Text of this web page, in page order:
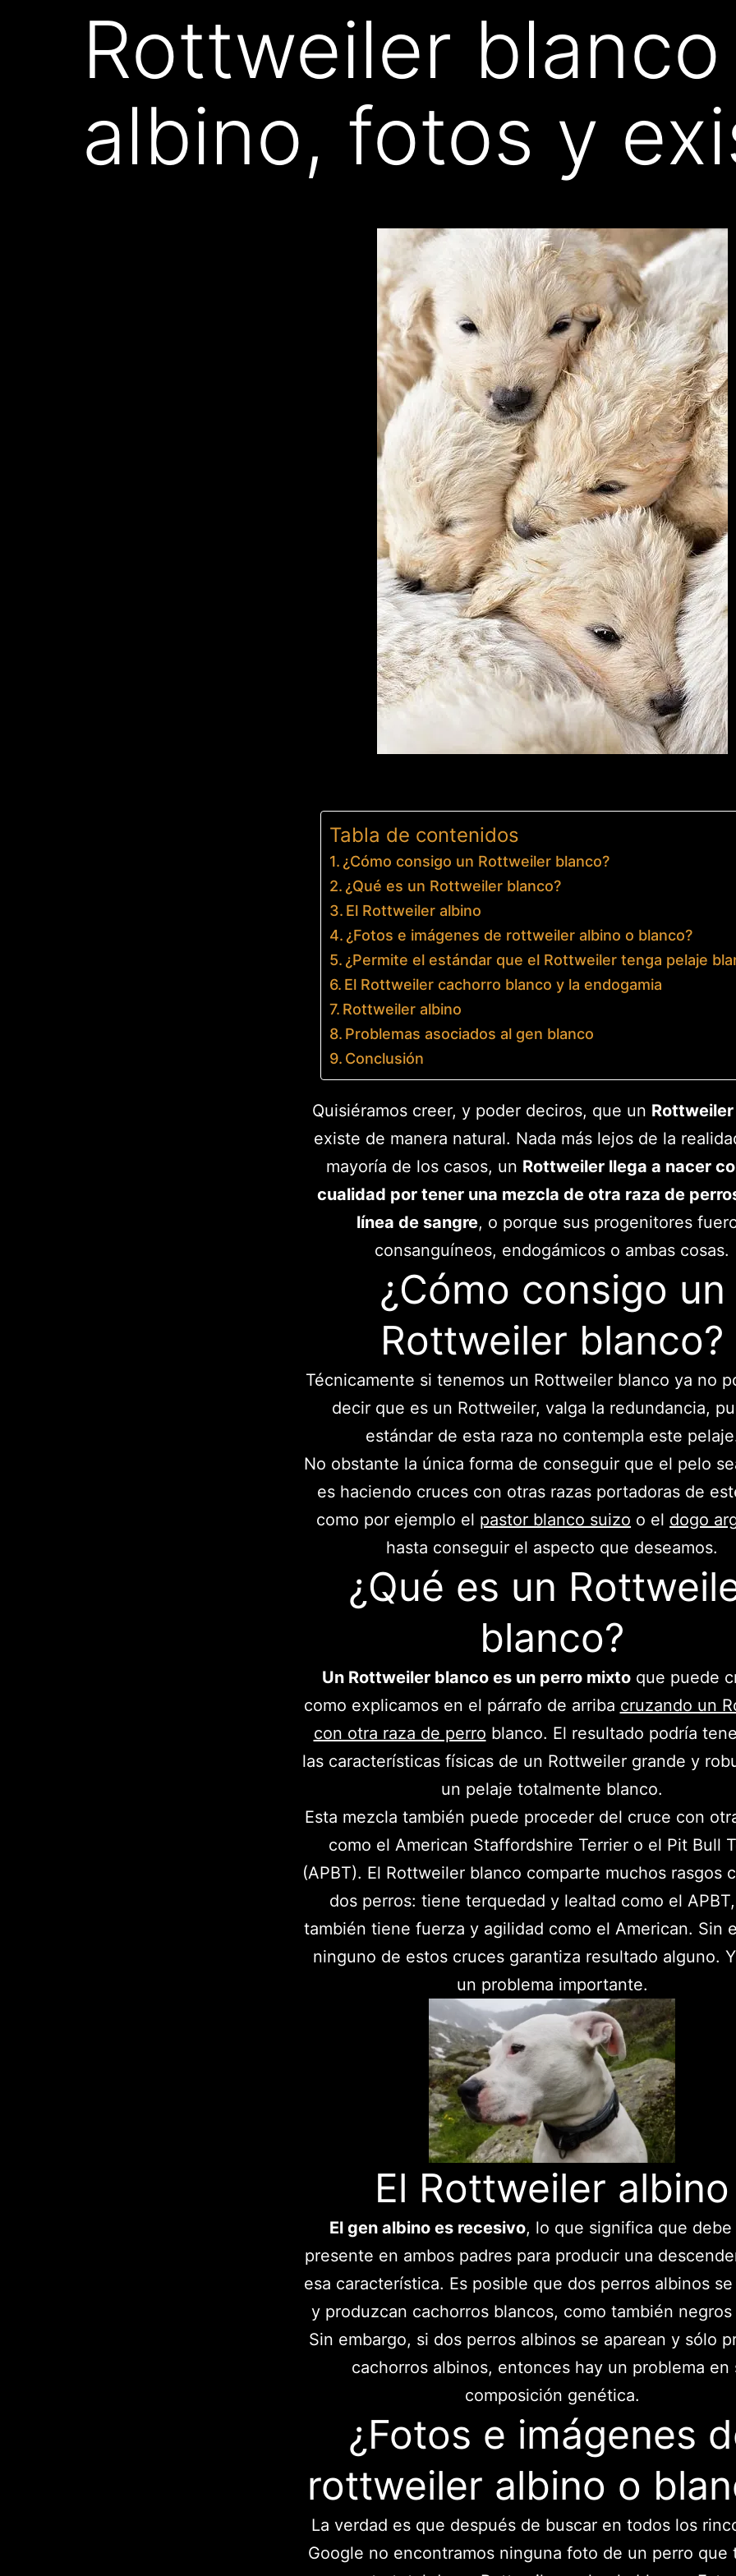
Rottweiler
albino, fotos y
Tabla de contenidos
¿Cómo consigo un Rottweiler blanco?
¿Qué es un Rottweiler blanco?
El Rottweiler albino
¿Fotos e imágenes de rottweiler albino o blanco?
¿Permite el estándar que el Rottweiler tenga pelaje
El Rottweiler cachorro blanco y la endogamia
Rottweiler albino
Problemas asociados al gen blanco
Conclusión
Quisiéramos creer, y poder deciros, que un
existe de manera natural. Nada más lejos de la
mayoría de los casos, un Rottweiler llega a nacer
cualidad por tener una mezcla de otra raza de
línea de sangre, o porque sus progenitores
consanguíneos, endogámicos o ambas cosas.
¿Cómo consigo un
Rottweiler blanco?
Técnicamente si tenemos un Rottweiler blanco ya no
decir que es un Rottweiler, valga la redundancia,
estándar de esta raza no contempla este
No obstante la única forma de conseguir que el pelo
es haciendo cruces con otras razas portadoras de
como por ejemplo el pastor blanco suizo o el dogo
hasta conseguir el aspecto que deseamos.
¿Qué es un
blanco?
Un Rottweiler blanco es un perro mixto que puede
como explicamos en el párrafo de arriba cruzando un
con otra raza de perro blanco. El resultado podría
las características físicas de un Rottweiler grande y
un pelaje totalmente blanco.
Esta mezcla también puede proceder del cruce con
como el American Staffordshire Terrier o el Pit Bull
(APBT). El Rottweiler blanco comparte muchos rasgos
dos perros: tiene terquedad y lealtad como el
también tiene fuerza y agilidad como el American. Sin
ninguno de estos cruces garantiza resultado alguno.
un problema importante.
El Rottweiler albino
El gen albino es recesivo, lo que significa que debe
presente en ambos padres para producir una
esa característica. Es posible que dos perros albinos
y produzcan cachorros blancos, como también negros
Sin embargo, si dos perros albinos se aparean y sólo
cachorros albinos, entonces hay un problema en
composición genética.
¿Fotos e imágenes
rottweiler albino o
La verdad es que después de buscar en todos los
Google no encontramos ninguna foto de un perro que